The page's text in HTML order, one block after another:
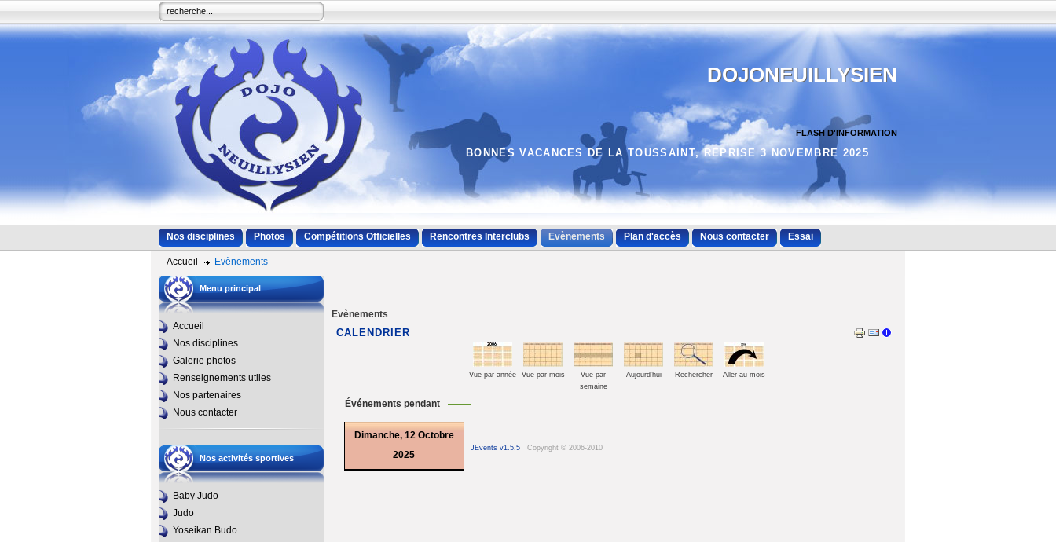
DOJONEUILLYSIEN
FLASH D'INFORMATION
BONNES VACANCES DE LA TOUSSAINT, REPRISE 3 NOVEMBRE 2025
Nos disciplines Photos Compétitions Officielles Rencontres Interclubs Evènements Plan d'accès Nous contacter Essai
Accueil Evènements
Menu principal
Accueil
Nos disciplines
Galerie photos
Renseignements utiles
Nos partenaires
Nous contacter
Nos activités sportives
Baby Judo
Judo
Yoseikan Budo
Evènements
CALENDRIER
Vue par année Vue par mois
Vue par
semaine
Aujourd'hui Rechercher Aller au mois
Événements pendant
Dimanche, 12 Octobre
2025
JEvents v1.5.5 Copyright © 2006-2010